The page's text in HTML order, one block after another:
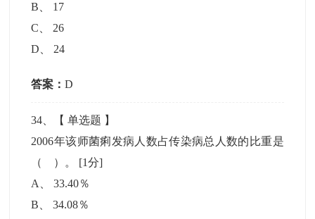
B
17
C
26
D
24
答案：D
34 、【单选题 】
2006年该师菌痢发病人数占传染病总人数的比重是
（ ）。 [1分]
A
、33.40％
B 、34.08％